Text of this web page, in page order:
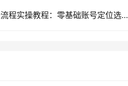
短剧发行人计划全流程实操教程：零基础账号定位选剧剪辑发布变现课